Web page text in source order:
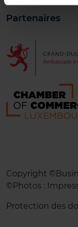
Partenaires
Copyright
©Photos :
Protection des